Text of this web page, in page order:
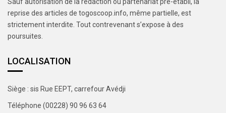
reprise des articles de togoscoop.info, même partielle, est
strictement interdite. Tout contrevenant s’expose à des
poursuites.
LOCALISATION
Siège : sis Rue EEPT, carrefour Avédji
Téléphone (00228) 90 96 63 64